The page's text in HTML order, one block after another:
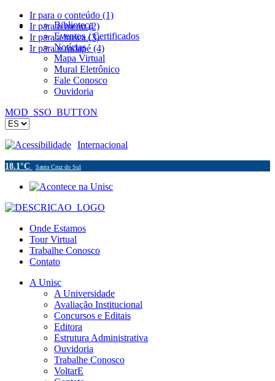
Ir para o conteúdo (1)
Ir para o menu (2)
Ir para a busca (3)
Ir para o rodapé (4)
Biblioteca
Eventos / Certificados
Notícias
Mapa Virtual
Mural Eletrônico
Fale Conosco
Ouvidoria
MOD_SSO_BUTTON
Acessibilidade Internacional
18.1°C Santa Cruz do Sul
Onde Estamos
Tour Virtual
Trabalhe Conosco
Contato
A Unisc
A Universidade
Avaliação Institucional
Concursos e Editais
Editora
Estrutura Administrativa
Ouvidoria
Trabalhe Conosco
VoltarE